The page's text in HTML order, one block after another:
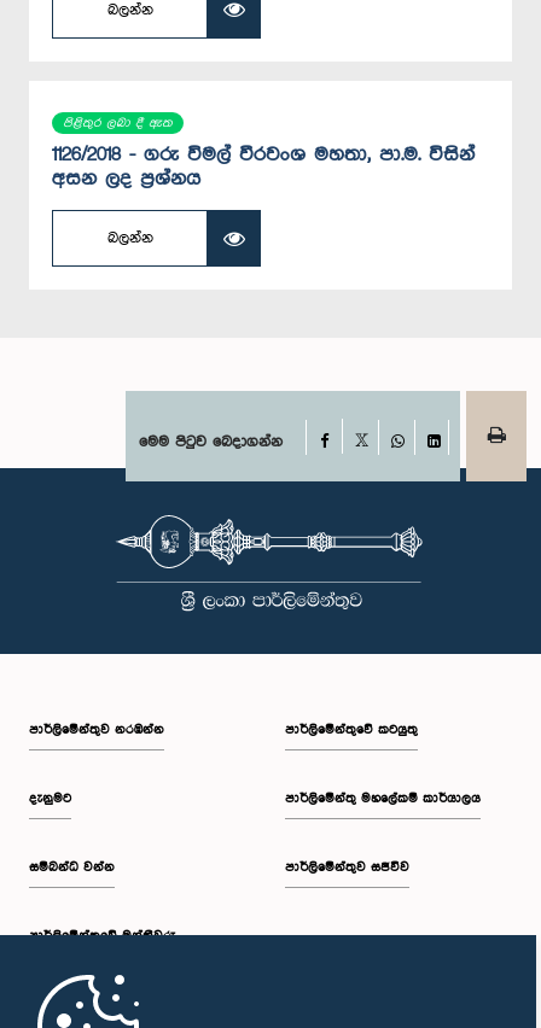
බලන්න
පිළිතුර ලබා දී ඇත
1126/2018 - ගරු විමල් වීරවංශ මහතා, පා.ම. විසින්
අසන ලද ප්‍රශ්නය
බලන්න
මෙම පිටුව බෙදාගන්න Facebook
පාර්ලි‌මේන්තුව නරඹන්න
දැනුමට
සම්බන්ධ වන්න
පාර්ලි‌මේන්තුවේ මන්ත්‍රීවරු
මුල් පිටුව
පාර්ලිමේන්තුවේ කටයුතු
පාර්ලිමේන්තු මහලේකම් කාර්යාලය
පාර්ලිමේන්තුව සජීවීව